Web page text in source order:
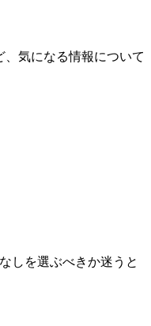
気になる情報について
しを選ぶべきか迷うと